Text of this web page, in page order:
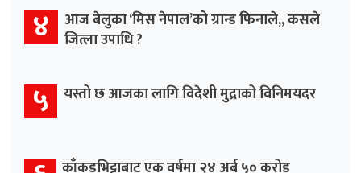
४ आज बेलुका ‘मिस नेपाल’को ग्रान्ड फिनाले,, कसले
जित्ला उपाधि ?
५ यस्तो छ आजका लागि विदेशी मुद्राको विनिमयदर